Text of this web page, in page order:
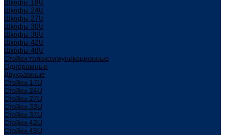
Шкафы 18U
Шкафы 24U
Шкафы 27U
Шкафы 30U
Шкафы 36U
Шкафы 42U
Шкафы 48U
Стойки телекоммуникационные
Однорамные
Двухрамные
Стойки 17U
Стойки 24U
Стойки 27U
Стойки 33U
Стойки 37U
Стойки 42U
Стойки 45U